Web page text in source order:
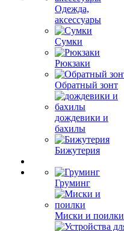
Одежда,
аксессуары
Сумки
Рюкзаки
Обратный зонт
дождевики и
бахилы
Бижутерия
Груминг
Миски и поилки